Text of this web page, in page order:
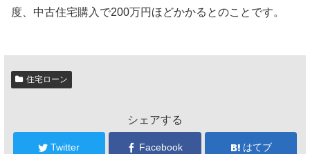
度、中古住宅購入で200万円ほどかかるとのことです。
住宅ローン
シェアする
Twitter Facebook はてブ